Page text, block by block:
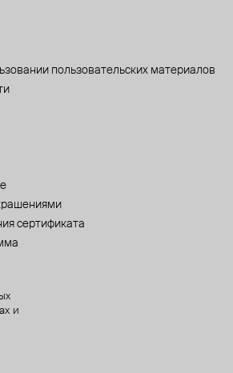
пользовательских материалов
сертификата
и